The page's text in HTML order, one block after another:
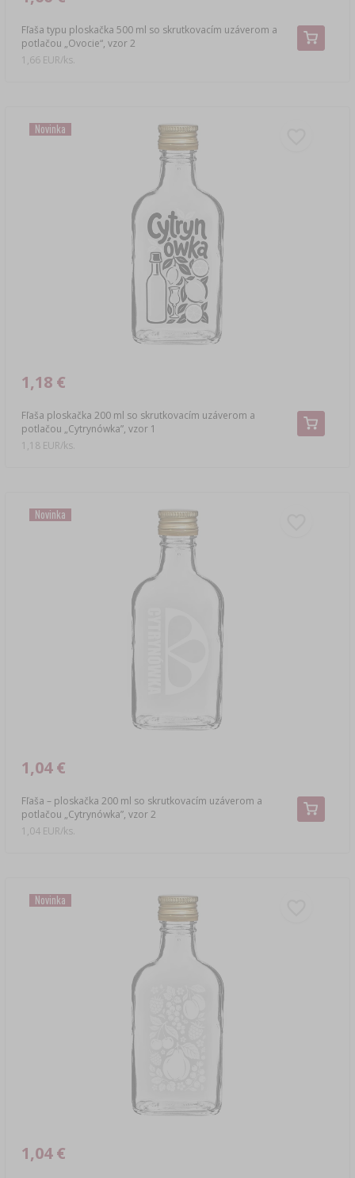
Fľaša typu ploskačka 500 ml so skrutkovacím uzáverom a
potlačou „Ovocie“, vzor 2
1,66 EUR/ks.
Novinka
Fľaša ploskačka 200 ml so skrutkovacím uzáverom a
potlačou „Cytrynówka”, vzor 1
1,18 €
1,18 EUR/ks.
Novinka
Fľaša – ploskačka 200 ml so skrutkovacím uzáverom a
potlačou „Cytrynówka”, vzor 2
1,04 €
1,04 EUR/ks.
Novinka
1,04 €